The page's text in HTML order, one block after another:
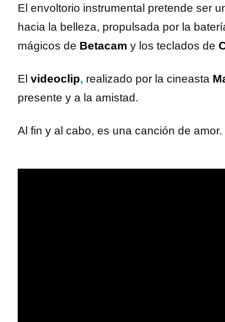
El envoltorio instrumental pretende ser
hacia la belleza, propulsada por la
mágicos de Betacam y los teclados de
El videoclip, realizado por la cineasta
presente y a la amistad.
Al fin y al cabo, es una canción de amor.